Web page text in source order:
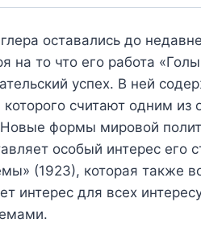
оставались до
на то что его работа
успех. В ней
считают одним из
формы мировой
особый интерес его
(1923), которая также
интерес для всех